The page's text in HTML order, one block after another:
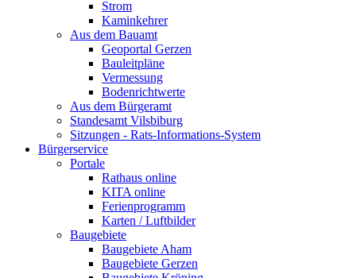
Strom
Kaminkehrer
Aus dem Bauamt
Geoportal Gerzen
Bauleitpläne
Vermessung
Bodenrichtwerte
Aus dem Bürgeramt
Standesamt Vilsbiburg
Sitzungen - Rats-Informations-System
Bürgerservice
Portale
Rathaus online
KITA online
Ferienprogramm
Karten / Luftbilder
Baugebiete
Baugebiete Aham
Baugebiete Gerzen